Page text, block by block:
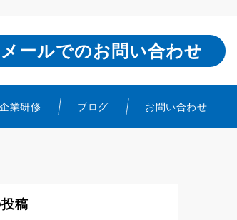
メールでのお問い合わせ
企業研修 ブログ お問い合わせ
稿